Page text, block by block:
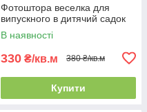
Фотоштора веселка для
випускного в дитячий садок
В наявності
330 ₴/кв.м 380 ₴/кв.м
Купити